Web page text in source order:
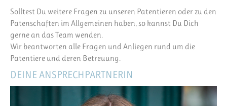
Solltest Du weitere Fragen zu unseren Patentieren oder zu den
Patenschaften im Allgemeinen haben, so kannst Du Dich
gerne an das Team wenden.
Wir beantworten alle Fragen und Anliegen rund um die
Patentiere und deren Betreuung.
DEINE ANSPRECHPARTNERIN